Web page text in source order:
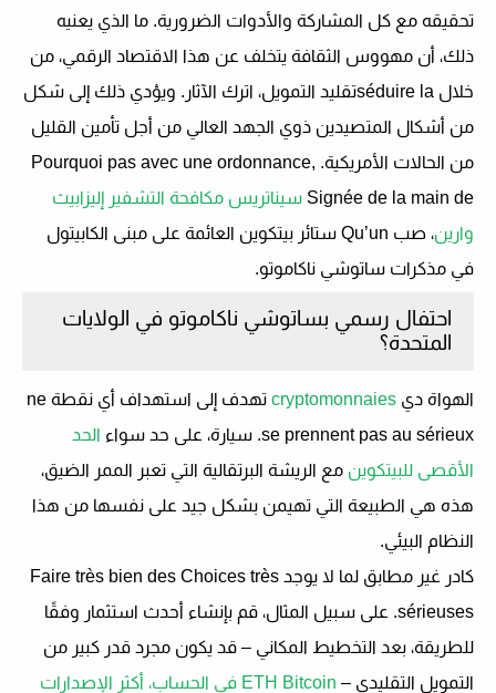
تحقيقه مع كل المشاركة والأدوات الضرورية. ما الذي يعنيه
ذلك، أن مهووس الثقافة يتخلف عن هذا الاقتصاد الرقمي، من
خلال séduire laتقليد التمويل
، اترك الآثار. ويؤدي ذلك إلى شكل
من أشكال المتصيدين ذوي الجهد العالي من أجل تأمين القليل
من الحالات الأمريكية. Pourquoi pas avec une ordonnance,
Signée de la main de سيناتريس مكافحة التشفير إليزابيث
وارين، صب Qu’un
ستائر بيتكوين العائمة على مبنى الكابيتول
في مذكرات ساتوشي ناكاموتو.
احتفال رسمي بساتوشي ناكاموتو في الولايات
المتحدة؟
الهواة دي cryptomonnaies تهدف إلى استهداف أي نقطة ne
se prennent pas au sérieux. سيارة، على حد سواء الحد
الأقصى للبيتكوين مع الريشة البرتقالية التي تعبر الممر الضيق،
هذه هي الطبيعة التي تهيمن بشكل جيد على نفسها من هذا
النظام البيئي.
كادر غير مطابق لما لا يوجد Faire très bien des Choices très
sérieuses. على سبيل المثال، قم بإنشاء أحدث استثمار وفقًا
للطريقة، بعد التخطيط المكاني – قد يكون مجرد قدر كبير من
التمويل التقليدي –
ETH Bitcoin في الحساب، أكثر الإصدارات